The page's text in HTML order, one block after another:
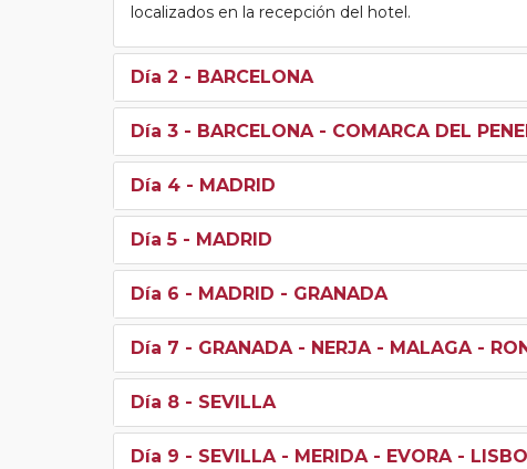
localizados en la recepción del hotel.
Día 2 - BARCELONA
Día 3 - BARCELONA - COMARCA DEL
Día 4 - MADRID
Día 5 - MADRID
Día 6 - MADRID - GRANADA
Día 7 - GRANADA - NERJA - MALAGA -
Día 8 - SEVILLA
Día 9 - SEVILLA - MERIDA - EVORA -